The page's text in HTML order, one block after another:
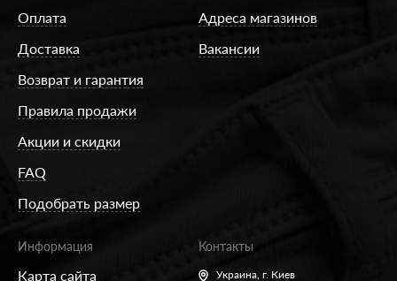
Оплата
Доставка
Возврат и гарантия
Правила продажи
Акции и скидки
FAQ
Подобрать размер
Адреса магазинов
Вакансии
Информация
Карта сайта
Контакты
Украина, г. Киев